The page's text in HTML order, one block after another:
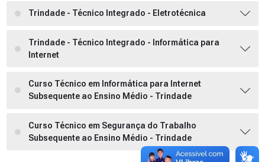
Trindade - Técnico Integrado - Eletrotécnica
Trindade - Técnico Integrado - Informática para
Internet
Curso Técnico em Informática para Internet
Subsequente ao Ensino Médio - Trindade
Curso Técnico em Segurança do Trabalho
Subsequente ao Ensino Médio - Trindade